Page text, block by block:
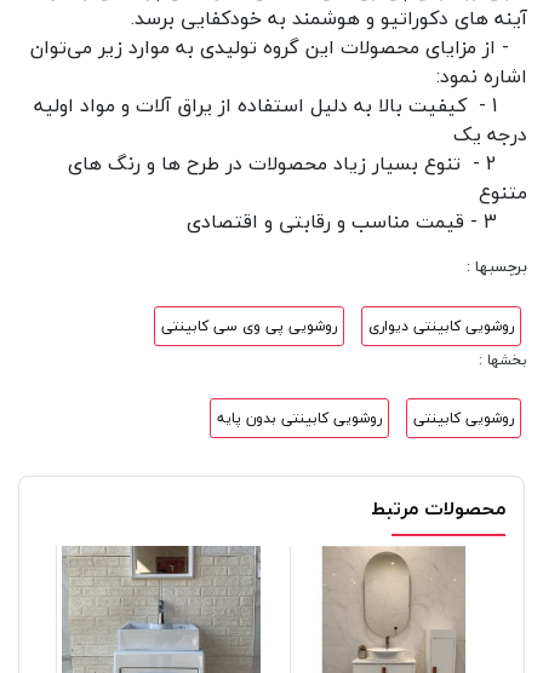
آینه های دکوراتیو و هوشمند به خودکفایی برسد.
   - از مزایای محصولات این گروه تولیدی به موارد زیر می‌توان
اشاره نمود:
     1 -  کیفیت بالا به دلیل استفاده از یراق آلات و مواد اولیه
درجه یک
     2 -  تنوع بسیار زیاد محصولات در طرح ها و رنگ های
متنوع
برچسبها :
روشویی کابینتی دیواری
روشویی پی وی سی کابینتی
بخشها :
روشویی کابینتی روشویی کابینتی بدون پایه
محصولات مرتبط